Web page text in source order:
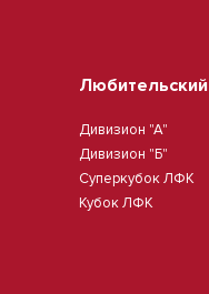
Любительский
Дивизион "А"
Дивизион "Б"
Суперкубок ЛФК
Кубок ЛФК